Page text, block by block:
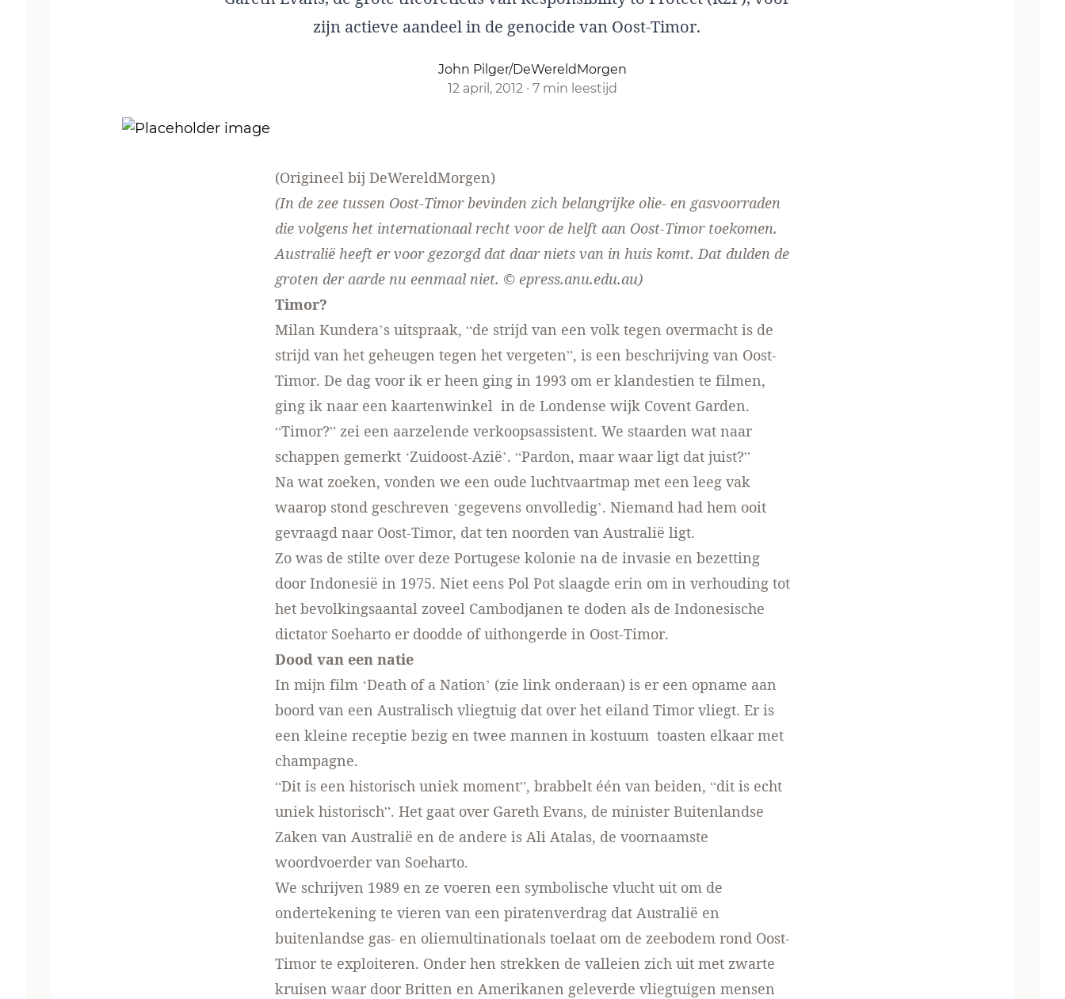
zijn actieve aandeel in de genocide van Oost-Timor.
John Pilger/DeWereldMorgen
12 april, 2012 · 7 min leestijd
(Origineel bij DeWereldMorgen)
(In de zee tussen Oost-Timor bevinden zich belangrijke olie- en gasvoorraden
die volgens het internationaal recht voor de helft aan Oost-Timor toekomen.
Australië heeft er voor gezorgd dat daar niets van in huis komt. Dat dulden de
groten der aarde nu eenmaal niet. © epress.anu.edu.au)
Timor?
Milan Kundera’s uitspraak, “de strijd van een volk tegen overmacht is de
strijd van het geheugen tegen het vergeten”, is een beschrijving van Oost-
Timor. De dag voor ik er heen ging in 1993 om er klandestien te filmen,
ging ik naar een kaartenwinkel in de Londense wijk Covent Garden.
“Timor?” zei een aarzelende verkoopsassistent. We staarden wat naar
schappen gemerkt ‘Zuidoost-Azië’. “Pardon, maar waar ligt dat juist?”
Na wat zoeken, vonden we een oude luchtvaartmap met een leeg vak
waarop stond geschreven ‘gegevens onvolledig’. Niemand had hem ooit
gevraagd naar Oost-Timor, dat ten noorden van Australië ligt.
Zo was de stilte over deze Portugese kolonie na de invasie en bezetting
door Indonesië in 1975. Niet eens Pol Pot slaagde erin om in verhouding tot
het bevolkingsaantal zoveel Cambodjanen te doden als de Indonesische
dictator Soeharto er doodde of uithongerde in Oost-Timor.
Dood van een natie
In mijn film ‘Death of a Nation’ (zie link onderaan) is er een opname aan
boord van een Australisch vliegtuig dat over het eiland Timor vliegt. Er is
een kleine receptie bezig en twee mannen in kostuum toasten elkaar met
champagne.
“Dit is een historisch uniek moment”, brabbelt één van beiden, “dit is echt
uniek historisch”. Het gaat over Gareth Evans, de minister Buitenlandse
Zaken van Australië en de andere is Ali Atalas, de voornaamste
woordvoerder van Soeharto.
We schrijven 1989 en ze voeren een symbolische vlucht uit om de
ondertekening te vieren van een piratenverdrag dat Australië en
buitenlandse gas- en oliemultinationals toelaat om de zeebodem rond Oost-
Timor te exploiteren. Onder hen strekken de valleien zich uit met zwarte
kruisen waar door Britten en Amerikanen geleverde vliegtuigen mensen